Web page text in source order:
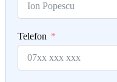
Telefon